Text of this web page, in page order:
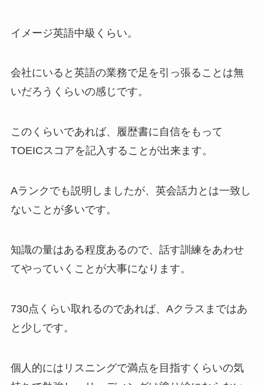
イメージ英語中級くらい。
会社にいると英語の業務で足を引っ張ることは無
いだろうくらいの感じです。
このくらいであれば、履歴書に自信をもって
TOEICスコアを記入することが出来ます。
Aランクでも説明しましたが、英会話力とは一致し
ないことが多いです。
知識の量はある程度あるので、話す訓練をあわせ
てやっていくことが大事になります。
730点くらい取れるのであれば、Aクラスまではあ
と少しです。
個人的にはリスニングで満点を目指すくらいの気